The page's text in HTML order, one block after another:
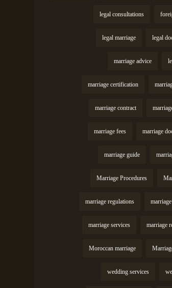
legal consultations
legal
legal marriage
marriage advice
marriage certification
marriage contract
marriage
marriage fees
marriage guide
Marriage Procedures
marriage regulations
marriage
marriage services
Moroccan marriage
wedding services